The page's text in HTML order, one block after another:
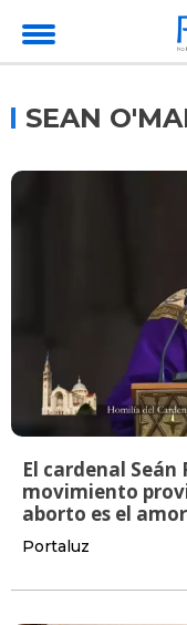
SEAN
El cardenal
movimiento
aborto es el
Portaluz